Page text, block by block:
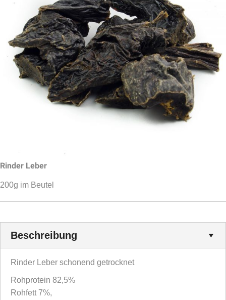
Rinder Leber
200g im Beutel
Beschreibung
Rinder Leber schonend getrocknet
Rohprotein 82,5%
Rohfett 7%,